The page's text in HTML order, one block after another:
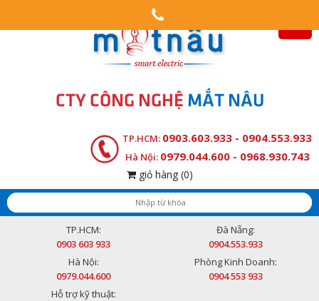
CTY CÔNG NGHỆ MẮT NÂU
TP.HCM: 0903.603.933 - 0904.553.933
Hà Nội: 0979.044.600 - 0968.930.743
giỏ hàng (0)
TP.HCM:
0903 603 933
Đà Nẵng:
0904.553.933
Hà Nội:
0979.044.600
Phòng Kinh Doanh:
0904 553 933
Hỗ trợ kỹ thuật: